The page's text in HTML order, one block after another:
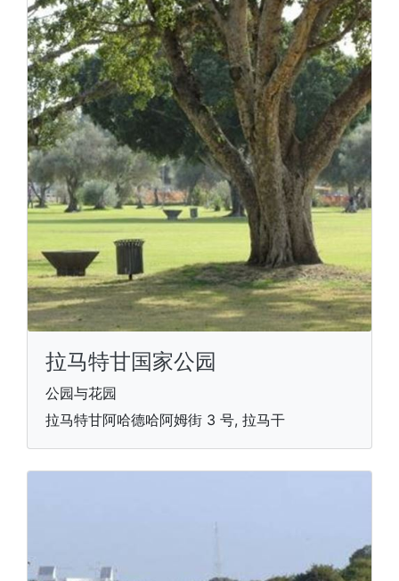
拉马特甘国家公园
公园与花园
拉马特甘阿哈德哈阿姆街 3 号, 拉马干